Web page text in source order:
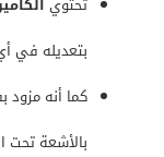
بتعديله في
بالأشعة تحت